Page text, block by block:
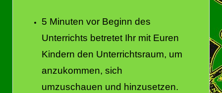
5 Minuten vor Beginn des
Unterrichts betretet Ihr mit Euren
Kindern den Unterrichtsraum, um
anzukommen, sich
umzuschauen und hinzusetzen.